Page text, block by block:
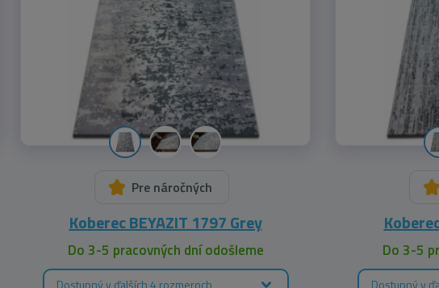
Pre náročných
Koberec BEYAZIT 1797 Grey
Do 3-5 pracovných dní odošleme Do 3-5